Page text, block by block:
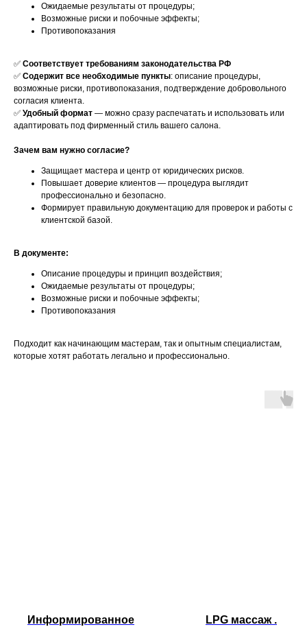
Ожидаемые результаты от процедуры;
Возможные риски и побочные эффекты;
Противопоказания
✅ Соответствует требованиям законодательства РФ
✅ Содержит все необходимые пункты: описание процедуры,
возможные риски, противопоказания, подтверждение добровольного
согласия клиента.
✅ Удобный формат — можно сразу распечатать и использовать или
адаптировать под фирменный стиль вашего салона.
Зачем вам нужно согласие?
Защищает мастера и центр от юридических рисков.
Повышает доверие клиентов — процедура выглядит
профессионально и безопасно.
Формирует правильную документацию для проверок и работы с
клиентской базой.
В документе:
Описание процедуры и принцип воздействия;
Ожидаемые результаты от процедуры;
Возможные риски и побочные эффекты;
Противопоказания
Подходит как начинающим мастерам, так и опытным специалистам,
которые хотят работать легально и профессионально.
Информированное
LPG массаж .